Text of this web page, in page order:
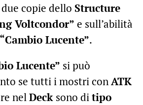
copie dello Structure
Voltcondor” e sull’abilità
Lucente”.
Lucente” si può
se tutti i mostri conATK
nelDeck sono ditipo